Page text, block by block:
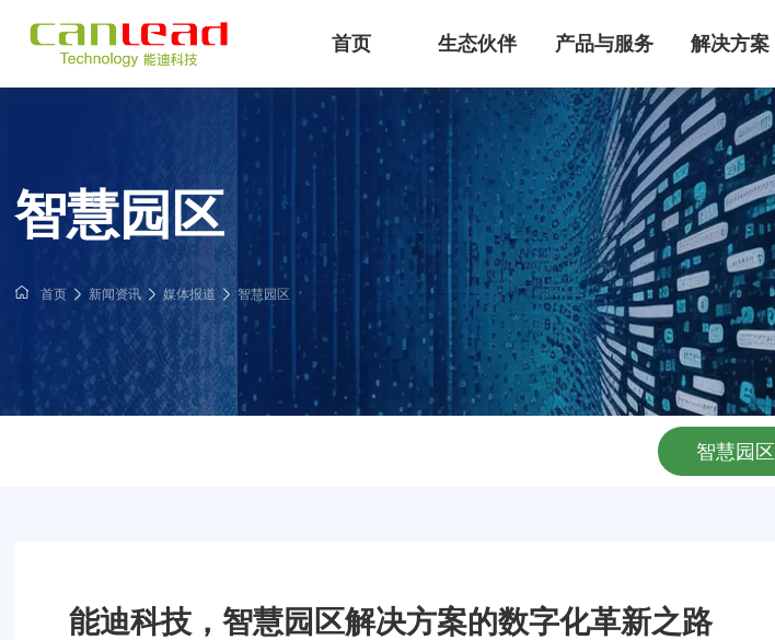
首页 生态伙伴 产品与服务 解决方案
智慧园区
首页 新闻资讯 媒体报道 智慧园区
智慧园区
能迪科技，智慧园区解决方案的数字化革新之路